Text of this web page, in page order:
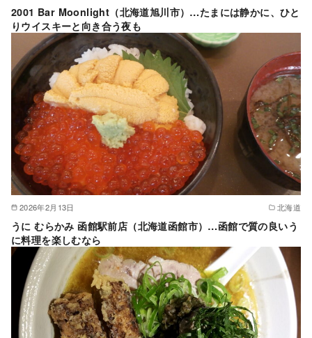
2001 Bar Moonlight（北海道旭川市）…たまには静かに、ひと
りウイスキーと向き合う夜も
2026年2月13日 北海道
うに むらかみ 函館駅前店（北海道函館市）…函館で質の良いう
に料理を楽しむなら